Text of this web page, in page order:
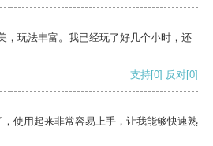
，玩法丰富。我已经玩了好几个小时，还
支持[0] 反对[0]
使用起来非常容易上手，让我能够快速熟